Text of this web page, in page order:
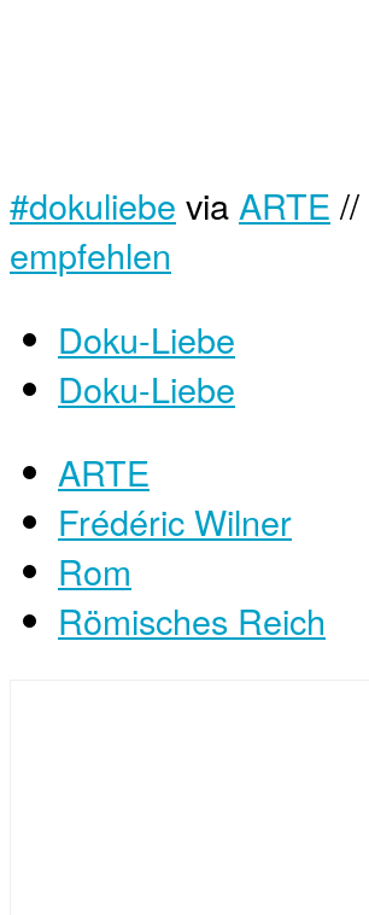
#dokuliebe via ARTE //
empfehlen
Doku-Liebe
Doku-Liebe
ARTE
Frédéric Wilner
Rom
Römisches Reich